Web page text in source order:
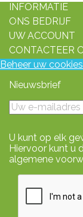
INFORMATIE
ONS BEDRIJF
UW ACCOUNT
CONTACTEER
Beheer uw
Nieuwsbrief
U kunt op elk
Hiervoor kunt u
algemene